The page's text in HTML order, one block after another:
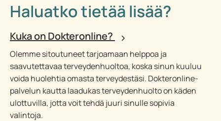
Haluatko tietää lisää?
Kuka on Dokteronline?
Olemme sitoutuneet tarjoamaan helppoa ja
saavutettavaa terveydenhuoltoa, koska sinun kuuluu
voida huolehtia omasta terveydestäsi. Dokteronline-
palvelun kautta laadukas terveydenhuolto on käden
ulottuvilla, jotta voit tehdä juuri sinulle sopivia
valintoja.